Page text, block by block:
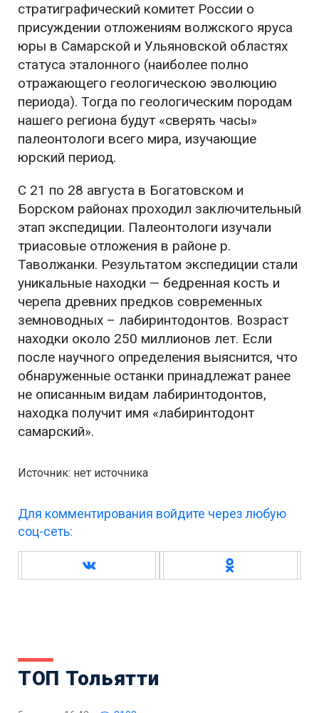
стратиграфический комитет России о
присуждении отложениям волжского яруса
юры в Самарской и Ульяновской областях
статуса эталонного (наиболее полно
отражающего геологическою эволюцию
периода). Тогда по геологическим породам
нашего региона будут «сверять часы»
палеонтологи всего мира, изучающие
юрский период.
С 21 по 28 августа в Богатовском и
Борском районах проходил заключительный
этап экспедиции. Палеонтологи изучали
триасовые отложения в районе р.
Таволжанки. Результатом экспедиции стали
уникальные находки — бедренная кость и
черепа древних предков современных
земноводных – лабиринтодонтов. Возраст
находки около 250 миллионов лет. Если
после научного определения выяснится, что
обнаруженные останки принадлежат ранее
не описанным видам лабиринтодонтов,
находка получит имя «лабиринтодонт
самарский».
Источник: нет источника
Для комментирования войдите через любую
соц-сеть:
ТОП Тольятти